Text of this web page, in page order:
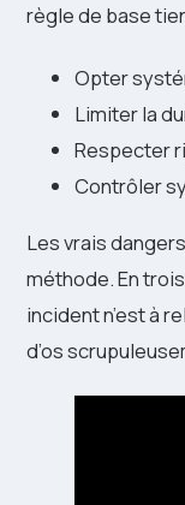
règle de base
Opter
Limiter la
Respecter
Contrôler
Les vrais
méthode. En
incident n’est à
d’os